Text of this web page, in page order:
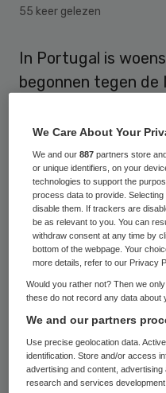
55 keer gelezen
In Portugal is
begonnen tegen
moest de man in
komen, omdat vier
behandeling deels
De arts runde een
Amstelveen. In de
behandelde hij
drie oudere
spoed naar het
aan één oog
jarige vrouw wordt
arts zou bovendien
We Care About Your
We and our887 partners store
or unique identifiers, on your
technologies to support the
process data to provide.
disable them. If trackers are
be as relevant to you. You can
withdraw consent at any time by
bottom of the webpage. Your
more details, refer to our Privacy
Would you rather not? Then we
these do not record any data about
We and our partners
Use precise geolocation data.
identification. Store and/or access
advertising and content,
research and services development.